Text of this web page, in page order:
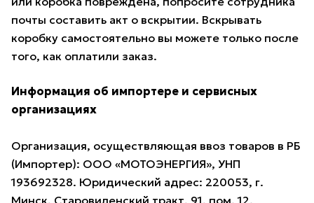
почты составить акт о вскрытии. Вскрывать
коробку самостоятельно вы можете только после
того, как оплатили заказ.
Информация об импортере и сервисных
организациях
Организация, осуществляющая ввоз товаров в РБ
(Импортер): ООО «МОТОЭНЕРГИЯ», УНП
193692328. Юридический адрес: 220053, г.